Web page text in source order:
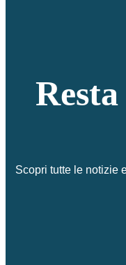
Scopri tutte le notizie